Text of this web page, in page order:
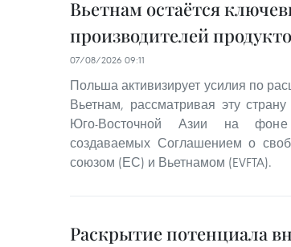
Вьетнам остаётся
производителей
07/08/2026 09:11
Польша активизирует усилия по
Вьетнам, рассматривая эту
Юго-Восточной Азии на фоне
создаваемых Соглашением о
союзом (ЕС) и Вьетнамом (EVFTA).
Раскрытие потенциала